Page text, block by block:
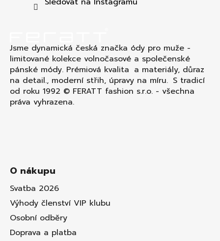
Jsme dynamická česká značka ódy pro muže -
limitované kolekce volnočasové a společenské
pánské módy. Prémiová kvalita a materiály, důraz
na detail., moderní střih, úpravy na míru. S tradicí
od roku 1992 © FERATT fashion s.r.o. - všechna
práva vyhrazena.
O nákupu
Svatba 2026
Výhody členství VIP klubu
Osobní odběry
Doprava a platba